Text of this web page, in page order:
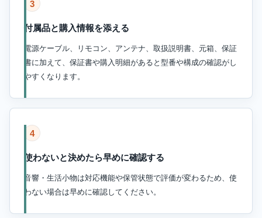
3
付属品と購入情報を添える
電源ケーブル、リモコン、アンテナ、取扱説明書、元箱、保証
書に加えて、保証書や購入明細があると型番や構成の確認がし
やすくなります。
4
使わないと決めたら早めに確認する
音響・生活小物は対応機能や保管状態で評価が変わるため、使
わない場合は早めに確認してください。